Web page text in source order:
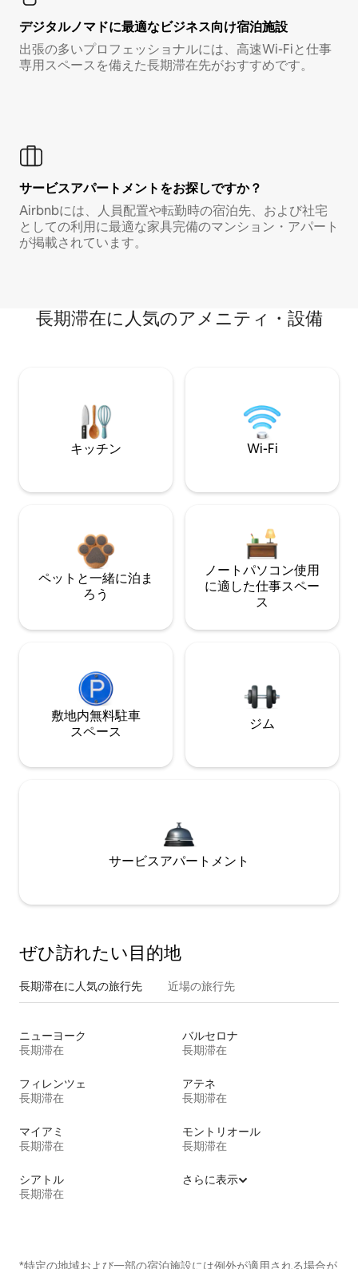
デジタルノマド⁠に最⁠適⁠なビ⁠ジ⁠ネ⁠ス⁠向⁠け宿⁠泊⁠施⁠設
出張の多いプロフェッショナルには、高速Wi-Fiと仕事
専用スペースを備えた長期滞在先がおすすめです。
サービスアパートメントをお探しですか？
Airbnbには、人員配置や転勤時の宿泊先、および社宅
としての利用に最適な家具完備のマンション・アパート
が掲載されています。
長期滞在に人気のアメニティ・設備
キッチン Wi-Fi
ペットと一緒に泊ま
ろう
ノートパソコン使用
に適した仕事スペー
ス
敷地内無料駐⁠車
ス⁠ペ⁠ー⁠ス
ジム
サービスアパートメント
ぜひ訪⁠れ⁠た⁠い目⁠的⁠地
長期滞在に人気の旅行先 近場の旅行先
ニューヨーク
長期滞在
バルセロナ
長期滞在
フィレンツェ
長期滞在
アテネ
長期滞在
マイアミ
長期滞在
モントリオール
長期滞在
シアトル
長期滞在
さらに表示
*特定の地域および一部の宿泊施設には例外が適用される場合が